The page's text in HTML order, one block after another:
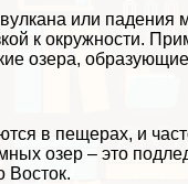
или падения
к окружности.
озера,
в пещерах, и
озер – это
Восток.